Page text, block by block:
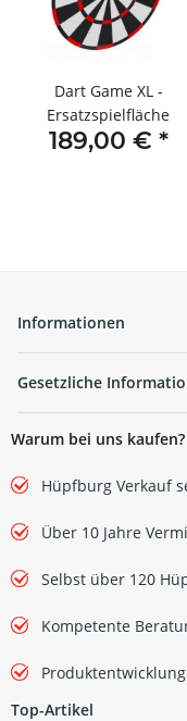
Dart Game XL -
Ersatzspielfläche
189,00 € *
Informationen
Gesetzliche
Warum bei uns kaufen?
Hüpfburg Verkauf
Über 10 Jahre
Selbst über 120
Kompetente
Top-Artikel